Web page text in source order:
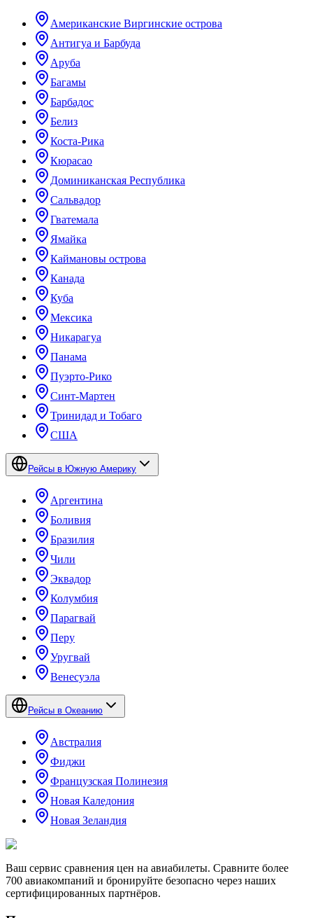
Американские Виргинские острова
Антигуа и Барбуда
Аруба
Багамы
Барбадос
Белиз
Коста-Рика
Кюрасао
Доминиканская Республика
Сальвадор
Гватемала
Ямайка
Каймановы острова
Канада
Куба
Мексика
Никарагуа
Панама
Пуэрто-Рико
Синт-Мартен
Тринидад и Тобаго
США
Рейсы в Южную Америку
Аргентина
Боливия
Бразилия
Чили
Эквадор
Колумбия
Парагвай
Перу
Уругвай
Венесуэла
Рейсы в Океанию
Австралия
Фиджи
Французская Полинезия
Новая Каледония
Новая Зеландия
Ваш сервис сравнения цен на авиабилеты. Сравните более
700 авиакомпаний и бронируйте безопасно через наших
сертифицированных партнёров.